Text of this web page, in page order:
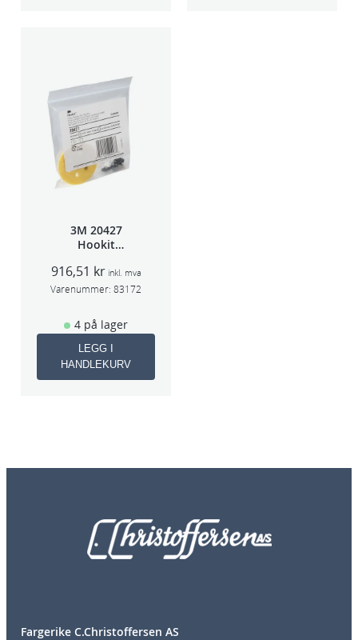
3M 20427
Hookit
50663
916,51 kr inkl. mva
Varenummer: 83172
4 på lager
LEGG I
HANDLEKURV
Fargerike C.Christoffersen AS